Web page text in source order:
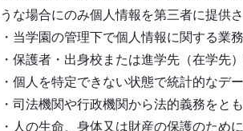
うな場合にのみ個人情報を第三者に提供
・当学園の管理下で個人情報に関する業
・保護者・出身校または進学先（在学先
・個人を特定できない状態で統計的なデ
・司法機関や行政機関から法的義務をと
・人の生命、身体又は財産の保護のため